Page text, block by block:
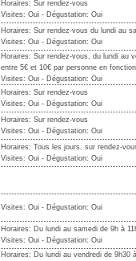
Horaires: Sur rendez-vous
Visites: Oui - Dégustation: Oui
Horaires: Sur rendez-vous du lundi au
Visites: Oui - Dégustation: Oui
Horaires: Sur rendez-vous, du lundi au
entre 5€ et 10€ par personne en
Visites: Oui - Dégustation: Oui
Horaires: Sur rendez-vous
Visites: Oui - Dégustation: Oui
Horaires: Sur rendez-vous
Visites: Oui - Dégustation: Oui
Horaires: Tous les jours, sur rendez-
Visites: Oui - Dégustation: Oui
Visites: Oui - Dégustation: Oui
Horaires: Du lundi au samedi de 9h à
Visites: Oui - Dégustation: Oui
Horaires: Du lundi au vendredi de 9h30